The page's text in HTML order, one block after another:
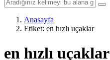
Anasayfa
Etiket: en hızlı uçaklar
en hızlı uçaklar